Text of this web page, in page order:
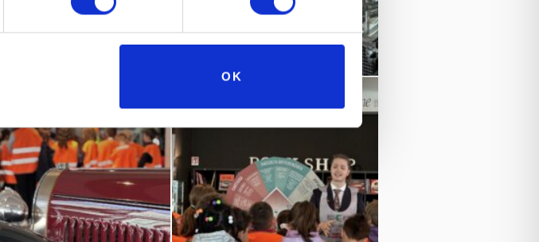
OK
per il recupero in tutte le sue forme” è la visione che ha ispirato
Museo Nicolis. Una passione che oggi vive nel nostro impegno
e il Museo Nicolis si confermano, non solo custodi della memoria, ma
il territorio e con le sfide globali del nostro tempo.